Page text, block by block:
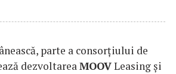
parte a consorțiului de
dezvoltareaMOOVLeasing și